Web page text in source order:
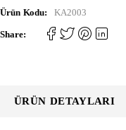
Ürün Kodu: KA2003
Share:
ÜRÜN DETAYLARI